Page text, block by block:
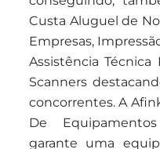
Custa Aluguel de
Empresas,
Assistência
Scanners
concorrentes. A
De
garante uma